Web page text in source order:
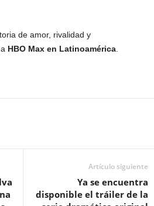
de amor, rivalidad y
HBO Max en Latinoamérica
Artículo siguiente
Ya se encuentra
disponible el tráiler de la